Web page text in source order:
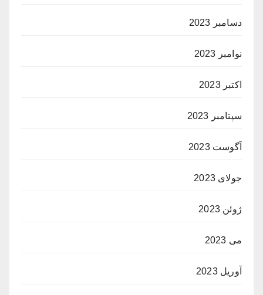
دسامبر 2023
نوامبر 2023
اکتبر 2023
سپتامبر 2023
آگوست 2023
جولای 2023
ژوئن 2023
می 2023
آوریل 2023